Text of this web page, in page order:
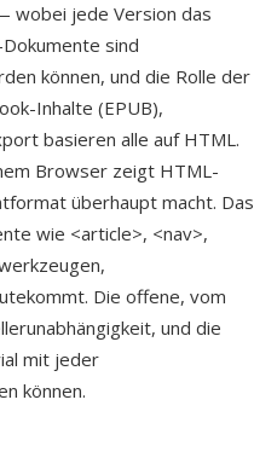
wobei jede Version das
sind
können, und die Rolle der
Inhalte (EPUB),
basieren alle auf HTML.
Browser zeigt HTML-
überhaupt macht. Das
wie <article>, <nav>,
Die offene, vom
und die
mit jeder
können.